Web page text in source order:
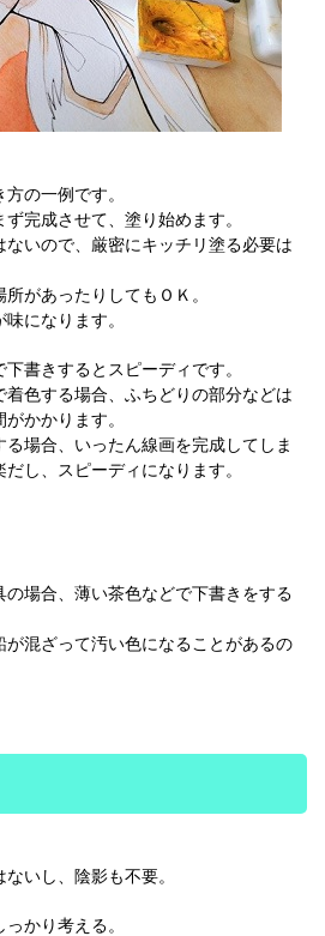
の一例です。
完成させて、塗り始めます。
いので、厳密にキッチリ塗る必要は
があったりしてもＯＫ。
になります。
書きするとスピーディです。
色する場合、ふちどりの部分などは
かかります。
場合、いったん線画を完成してしま
し、スピーディになります。
場合、薄い茶色などで下書きをする
混ざって汚い色になることがあるの
いし、陰影も不要。
かり考える。